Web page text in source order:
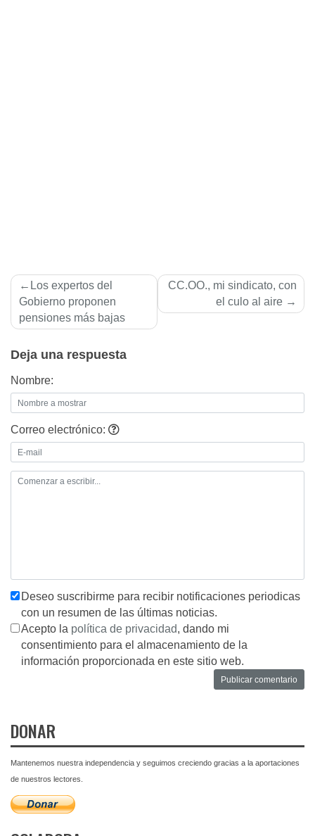
Navegación
de
entradas
Los expertos del
Gobierno proponen
pensiones más bajas
CC.OO., mi sindicato, con
el culo al aire
Deja una respuesta
Nombre:
Correo electrónico:
Deseo suscribirme para recibir notificaciones periodicas
con un resumen de las últimas noticias.
Acepto la política de privacidad, dando mi
consentimiento para el almacenamiento de la
información proporcionada en este sitio web.
DONAR
Mantenemos nuestra independencia y seguimos creciendo gracias a la aportaciones
de nuestros lectores.